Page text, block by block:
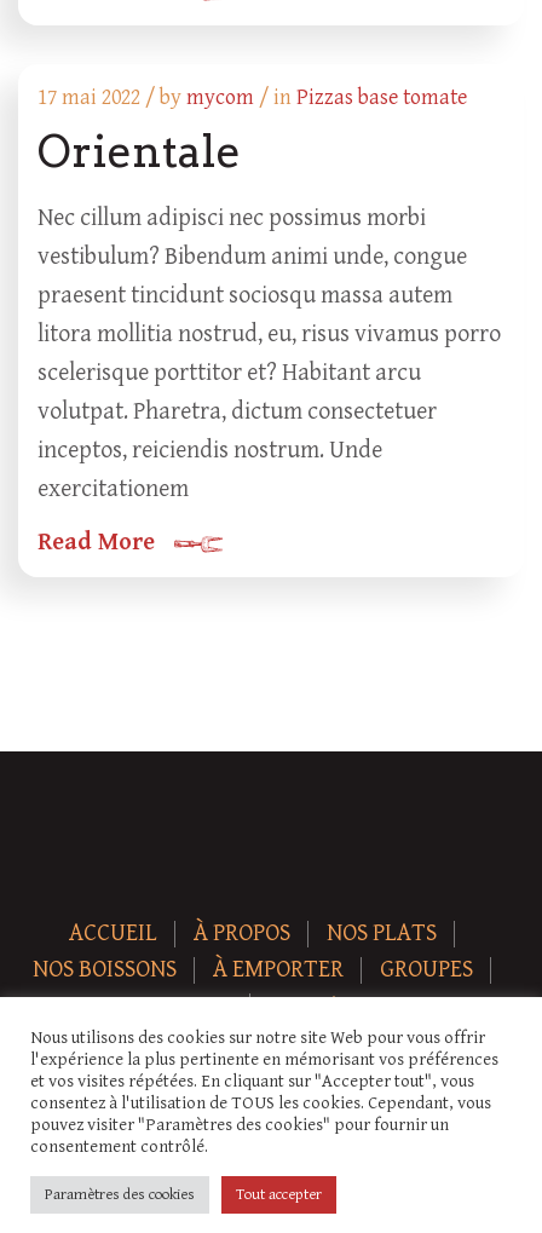
17 mai 2022 /bymycom / inPizzas base tomate
Orientale
Nec cillum adipisci nec possimus morbi
vestibulum? Bibendum animi unde, congue
praesent tincidunt sociosqu massa autem
litora mollitia nostrud, eu, risus vivamus porro
scelerisque porttitor et? Habitant arcu
volutpat. Pharetra, dictum consectetuer
inceptos, reiciendis nostrum. Unde
exercitationem
Read More
ACCUEIL À PROPOS
NOS PLATS
NOS BOISSONS
À EMPORTER
GROUPES
NEWS
CONTACT
Copyright © 2026 Auberge-ecurie. Tous droits réservés.
Nous utilisons des cookies sur notre site Web pour vous offrir
l'expérience la plus pertinente en mémorisant vos préférences
et vos visites répétées. En cliquant sur "Accepter tout", vous
consentez à l'utilisation de TOUS les cookies. Cependant, vous
pouvez visiter "Paramètres des cookies" pour fournir un
consentement contrôlé.
Paramètres des cookies Tout accepter